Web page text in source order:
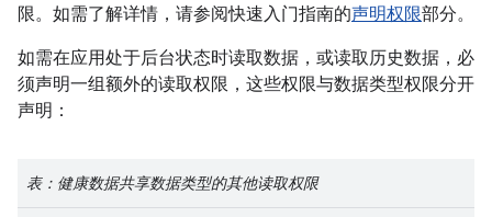
限。如需了解详情，请参阅快速入门指南的声明权限部分。
如需在应用处于后台状态时读取数据，或读取历史数据，必
须声明一组额外的读取权限，这些权限与数据类型权限分开
声明：
表：健康数据共享数据类型的其他读取权限